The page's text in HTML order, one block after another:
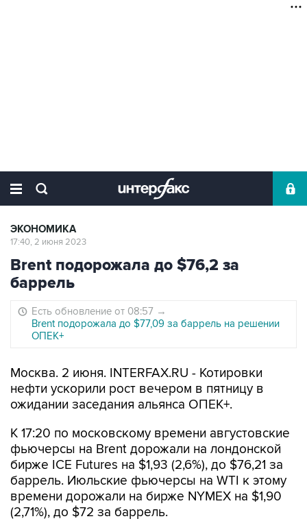
ЭКОНОМИКА
17:40, 2 июня 2023
Brent подорожала до $76,2 за
баррель
Есть обновление от 08:57 →
Brent подорожала до $77,09 за баррель на решении
ОПЕК+
Москва. 2 июня. INTERFAX.RU - Котировки
нефти ускорили рост вечером в пятницу в
ожидании заседания альянса ОПЕК+.
К 17:20 по московскому времени августовские
фьючерсы на Brent дорожали на лондонской
бирже ICE Futures на $1,93 (2,6%), до $76,21 за
баррель. Июльские фьючерсы на WTI к этому
времени дорожали на бирже NYMEX на $1,90
(2,71%), до $72 за баррель.